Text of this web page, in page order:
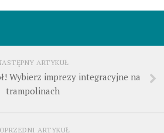
ARTYKUŁ
Wybierz imprezy integracyjne na
trampolinach
ARTYKUŁ